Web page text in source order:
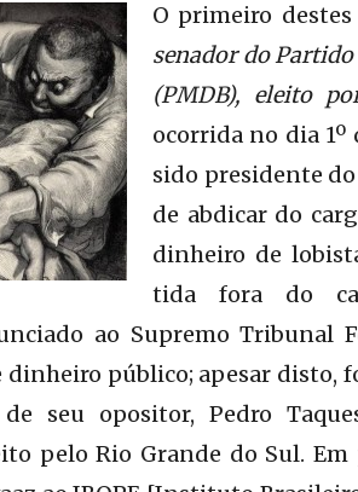
O primeiro
senador do
(PMDB), eleito
ocorrida no dia 1º
sido presidente do
de abdicar do
dinheiro de
tida fora do
ao Supremo Tribunal
dinheiro público; apesar disto,
seu opositor, Pedro
pelo Rio Grande do Sul.